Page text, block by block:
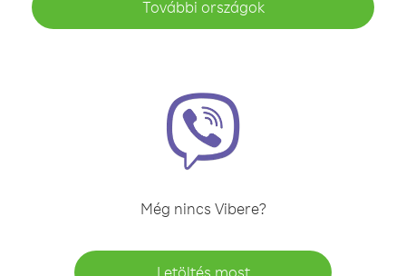
További országok
Még nincs Vibere?
Letöltés most